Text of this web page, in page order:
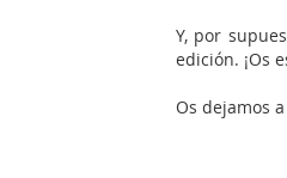
Y, por
edición. ¡Os
Os dejamos